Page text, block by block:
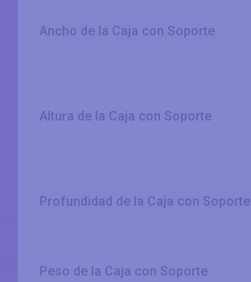
Ancho de la Caja con Soporte
Altura de la Caja con Soporte
Profundidad de la Caja con Soporte
Peso de la Caja con Soporte